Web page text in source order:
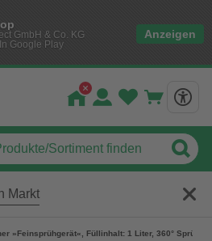
GmbH & Co. KG
Google Play
Anzeigen
Markt
»Feinsprühgerät«, Füllinhalt: 1 Liter, 360°